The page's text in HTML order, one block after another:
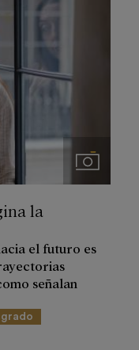
Imágenes
la
el futuro es
señalan